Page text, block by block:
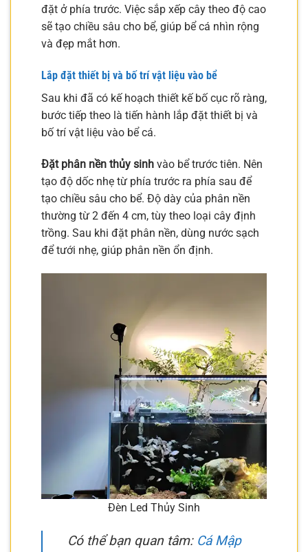
đặt ở phía trước. Việc sắp xếp cây theo độ cao
sẽ tạo chiều sâu cho bể, giúp bể cá nhìn rộng
và đẹp mắt hơn.
Lắp đặt thiết bị và bố trí vật liệu vào bể
Sau khi đã có kế hoạch thiết kế bố cục rõ ràng,
bước tiếp theo là tiến hành lắp đặt thiết bị và
bố trí vật liệu vào bể cá.
Đặt phân nền thủy sinh vào bể trước tiên. Nên
tạo độ dốc nhẹ từ phía trước ra phía sau để
tạo chiều sâu cho bể. Độ dày của phân nền
thường từ 2 đến 4 cm, tùy theo loại cây định
trồng. Sau khi đặt phân nền, dùng nước sạch
để tưới nhẹ, giúp phân nền ổn định.
Đèn Led Thủy Sinh
Có thể bạn quan tâm: Cá Mập